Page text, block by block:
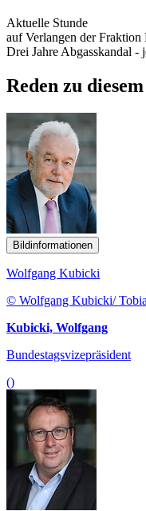
Aktuelle Stunde
auf Verlangen der
Drei Jahre Abgasskandal -
Reden zu
Bildinformationen
Wolfgang Kubicki
© Wolfgang Kubicki/
Kubicki, Wolfgang
Bundestagsvizepräsident
()